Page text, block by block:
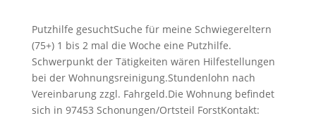
Putzhilfe gesuchtSuche für meine Schwiegereltern
(75+) 1 bis 2 mal die Woche eine Putzhilfe.
Schwerpunkt der Tätigkeiten wären Hilfestellungen
bei der Wohnungsreinigung.Stundenlohn nach
Vereinbarung zzgl. Fahrgeld.Die Wohnung befindet
sich in 97453 Schonungen/Ortsteil ForstKontakt: